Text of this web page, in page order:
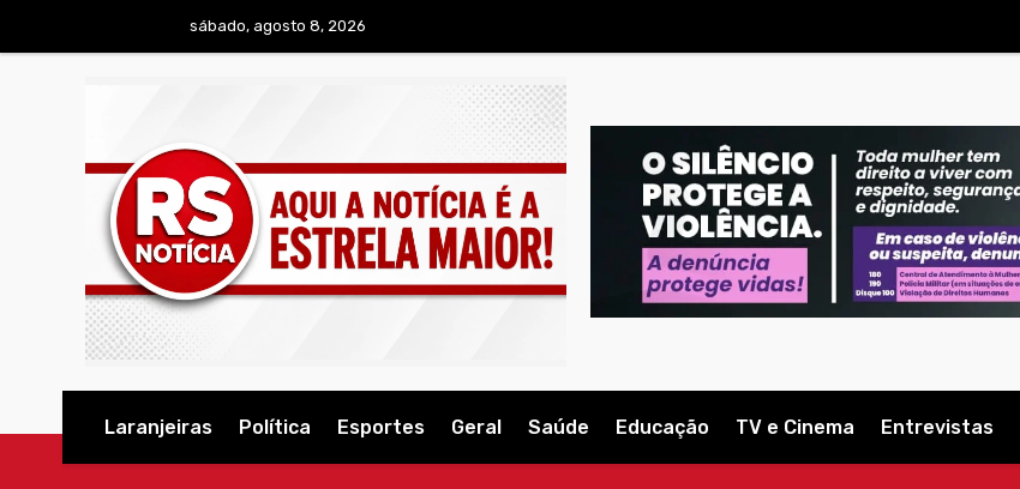
sábado, agosto 8, 2026
Laranjeiras Política Esportes Geral Saúde Educação TV e Cinema Entrevistas